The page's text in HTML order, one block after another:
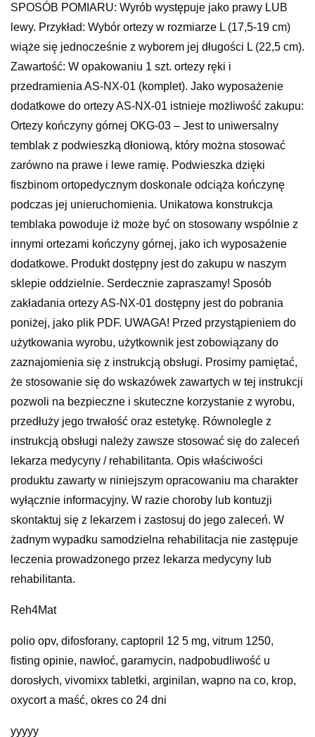
SPOSÓB POMIARU: Wyrób występuje jako prawy LUB
lewy. Przykład: Wybór ortezy w rozmiarze L (17,5-19 cm)
wiąże się jednocześnie z wyborem jej długości L (22,5 cm).
Zawartość: W opakowaniu 1 szt. ortezy ręki i
przedramienia AS-NX-01 (komplet). Jako wyposażenie
dodatkowe do ortezy AS-NX-01 istnieje możliwość zakupu:
Ortezy kończyny górnej OKG-03 – Jest to uniwersalny
temblak z podwieszką dłoniową, który można stosować
zarówno na prawe i lewe ramię. Podwieszka dzięki
fiszbinom ortopedycznym doskonale odciąża kończynę
podczas jej unieruchomienia. Unikatowa konstrukcja
temblaka powoduje iż może być on stosowany wspólnie z
innymi ortezami kończyny górnej, jako ich wyposażenie
dodatkowe. Produkt dostępny jest do zakupu w naszym
sklepie oddzielnie. Serdecznie zapraszamy! Sposób
zakładania ortezy AS-NX-01 dostępny jest do pobrania
poniżej, jako plik PDF. UWAGA! Przed przystąpieniem do
użytkowania wyrobu, użytkownik jest zobowiązany do
zaznajomienia się z instrukcją obsługi. Prosimy pamiętać,
że stosowanie się do wskazówek zawartych w tej instrukcji
pozwoli na bezpieczne i skuteczne korzystanie z wyrobu,
przedłuży jego trwałość oraz estetykę. Równolegle z
instrukcją obsługi należy zawsze stosować się do zaleceń
lekarza medycyny / rehabilitanta. Opis właściwości
produktu zawarty w niniejszym opracowaniu ma charakter
wyłącznie informacyjny. W razie choroby lub kontuzji
skontaktuj się z lekarzem i zastosuj do jego zaleceń. W
żadnym wypadku samodzielna rehabilitacja nie zastępuje
leczenia prowadzonego przez lekarza medycyny lub
rehabilitanta.
Reh4Mat
polio opv, difosforany, captopril 12 5 mg, vitrum 1250,
fisting opinie, nawłoć, garamycin, nadpobudliwość u
dorosłych, vivomixx tabletki, arginilan, wapno na co, krop,
oxycort a maść, okres co 24 dni
yyyyy